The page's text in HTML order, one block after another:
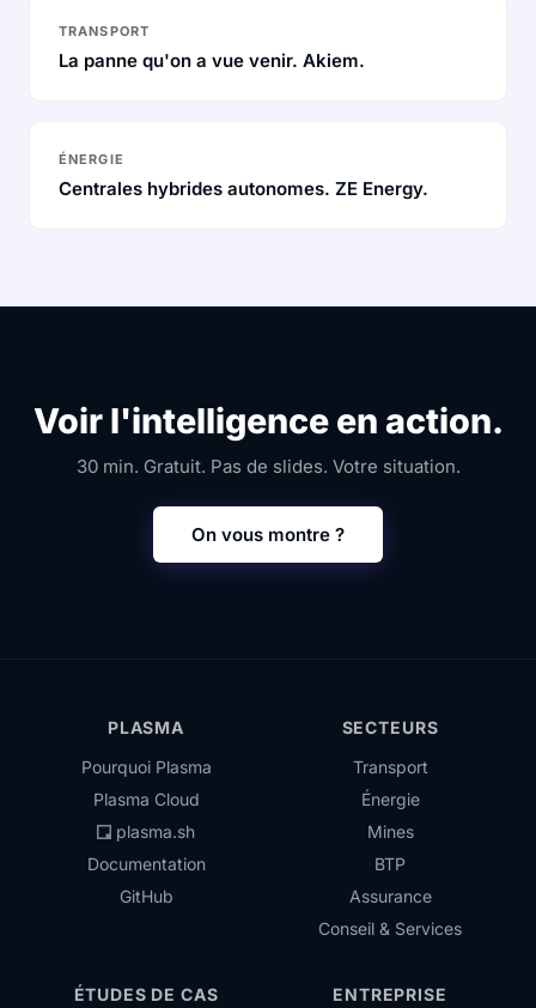
TRANSPORT
La panne qu'on a vue venir. Akiem.
ÉNERGIE
Centrales hybrides autonomes. ZE Energy.
Voir l'intelligence en action.
30 min. Gratuit. Pas de slides. Votre situation.
On vous montre ?
PLASMA
Pourquoi Plasma
Plasma Cloud
plasma.sh
Documentation
GitHub
SECTEURS
Transport
Énergie
Mines
BTP
Assurance
Conseil & Services
ÉTUDES DE CAS ENTREPRISE